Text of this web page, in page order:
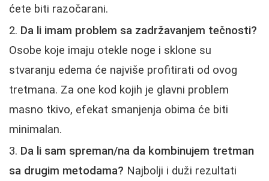
ćete biti razočarani.
Da li imam problem sa zadržavanjem tečnosti?
Osobe koje imaju otekle noge i sklone su
stvaranju edema će najviše profitirati od ovog
tretmana. Za one kod kojih je glavni problem
masno tkivo, efekat smanjenja obima će biti
minimalan.
Da li sam spreman/na da kombinujem tretman
sa drugim metodama? Najbolji i duži rezultati